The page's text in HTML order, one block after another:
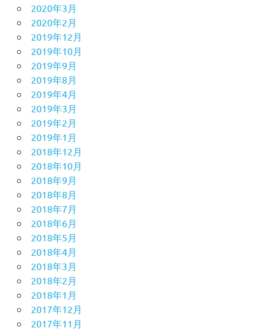
2020年3月
2020年2月
2019年12月
2019年10月
2019年9月
2019年8月
2019年4月
2019年3月
2019年2月
2019年1月
2018年12月
2018年10月
2018年9月
2018年8月
2018年7月
2018年6月
2018年5月
2018年4月
2018年3月
2018年2月
2018年1月
2017年12月
2017年11月